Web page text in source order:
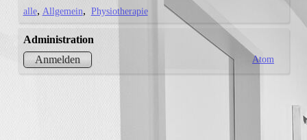
alle Allgemein Physiotherapie
Administration
Anmelden
Atom